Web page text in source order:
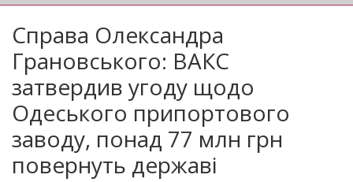
Справа Олександра
Грановського: ВАКС
затвердив угоду щодо
Одеського припортового
заводу, понад 77 млн грн
повернуть державі